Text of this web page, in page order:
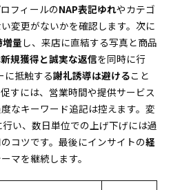
フィールのNAP表記ゆれやカテゴ
変更がないかを確認します。次に
量 し、来店に直結する写真と商品
新規獲得と誠実な返信を同時に行
に抵触する謝礼誘導は避けること
すには、営業時間や提供サービス
なキーワード追記は控えます。変
行い、数日単位での上げ下げには過
コツです。最後にインサイトの経
マを継続します。